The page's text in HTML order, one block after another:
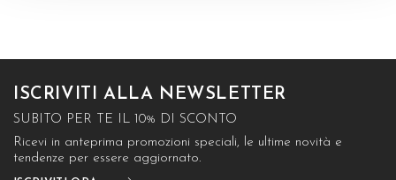
ISCRIVITI ALLA NEWSLETTER
SUBITO PER TE IL 10% DI SCONTO
Ricevi in anteprima promozioni speciali, le ultime novità e
tendenze per essere aggiornato.